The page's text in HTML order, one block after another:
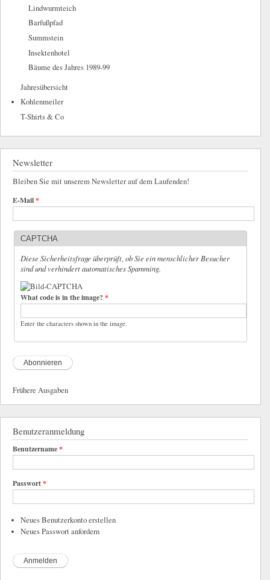
Lindwurmteich
Barfußpfad
Summstein
Insektenhotel
Bäume des Jahres 1989-99
Jahresübersicht
Kohlenmeiler
T-Shirts & Co
Newsletter
Bleiben Sie mit unserem Newsletter auf dem Laufenden!
E-Mail*
CAPTCHA
Diese Sicherheitsfrage überprüft, ob Sie ein menschlicher Besucher
sind und verhindert automatisches Spamming.
What code is in the image?*
Enter the characters shown in the image.
Frühere Ausgaben
Benutzeranmeldung
Benutzername*
Passwort*
Neues Benutzerkonto erstellen
Neues Passwort anfordern